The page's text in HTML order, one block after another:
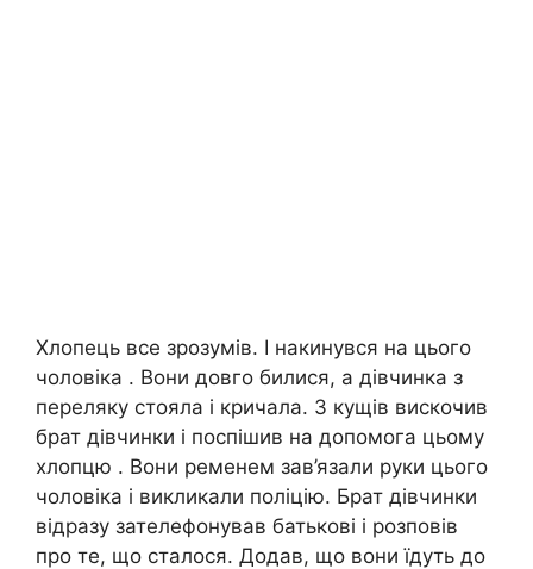
Хлопець все зрозумів. І накинувся на цього
чоловіка . Вони довго билися, а дівчинка з
переляку стояла і кричала. З кущів вискочив
брат дівчинки і поспішив на допомога цьому
хлопцю . Вони ременем зав’язали руки цього
чоловіка і викликали поліцію. Брат дівчинки
відразу зателефонував батькові і розповів
про те, що сталося. Додав, що вони їдуть до